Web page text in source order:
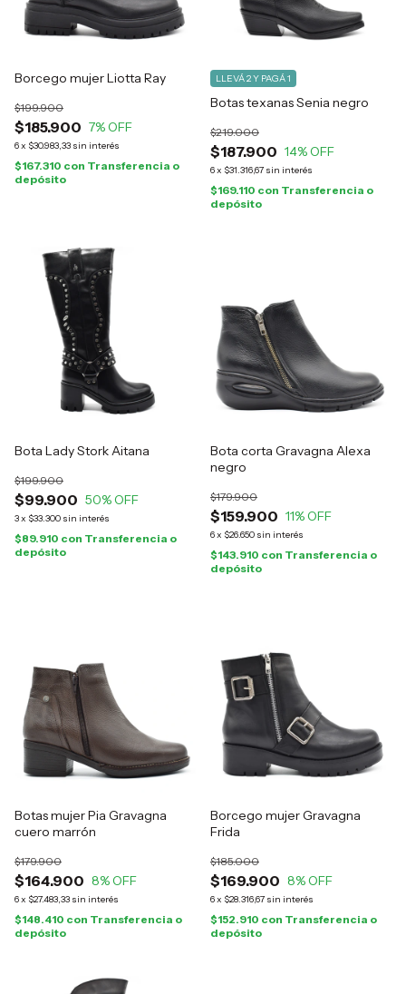
Borcego mujer Liotta Ray
$185.900
$199.900
7% OFF
6x $30.983,33 sin interés
$167.310 con Transferencia o
depósito
Botas texanas Senia negro
$187.900
$219.000
14% OFF
6x $31.316,67 sin interés
LLEVÁ 2 Y PAGÁ 1
$169.110 con Transferencia o
depósito
Bota Lady Stork Aitana
$99.900
$199.900
50% OFF
3x $33.300 sin interés
$89.910 con Transferencia o
depósito
Bota corta Gravagna Alexa
negro
$159.900
$179.900
11% OFF
6x $26.650 sin interés
$143.910 con Transferencia o
depósito
Botas mujer Pia Gravagna
cuero marrón
$164.900
$179.900
8% OFF
6x $27.483,33 sin interés
$148.410 con Transferencia o
depósito
Borcego mujer Gravagna
Frida
$169.900
$185.000
8% OFF
6x $28.316,67 sin interés
$152.910 con Transferencia o
depósito